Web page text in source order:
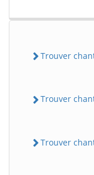
Trouver
Trouver
Trouver